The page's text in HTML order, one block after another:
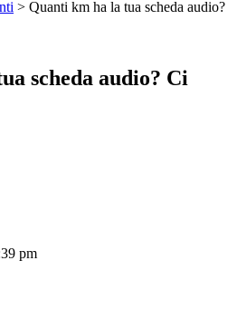
> Quanti km ha la tua scheda audio?
scheda audio? Ci
pm